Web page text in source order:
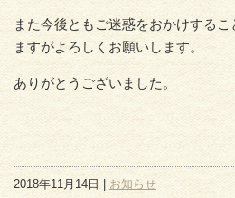
また今後ともご迷惑をおかけする
ますがよろしくお願いします。
ありがとうございました。
2018年11月14日 | お知らせ